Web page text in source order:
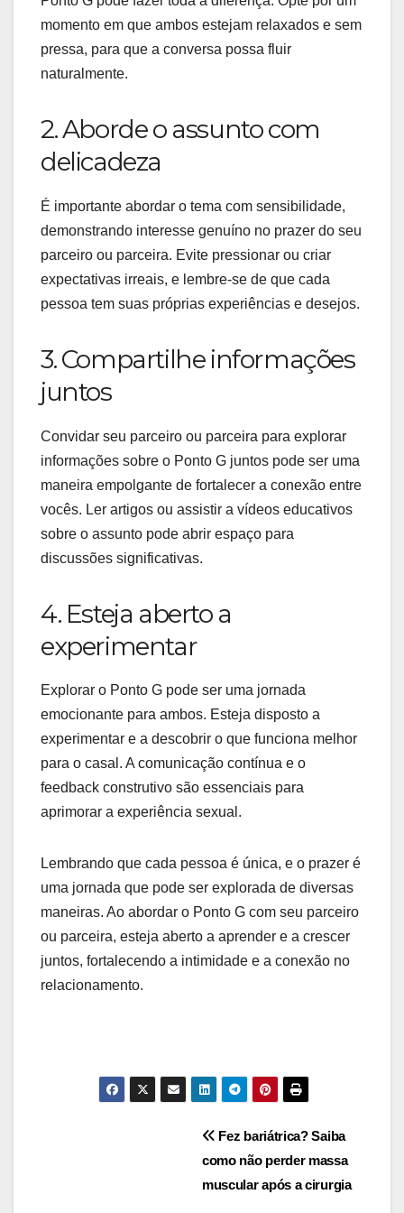
momento em que ambos estejam relaxados e sem
pressa, para que a conversa possa fluir
naturalmente.
2. Aborde o assunto com
delicadeza
É importante abordar o tema com sensibilidade,
demonstrando interesse genuíno no prazer do seu
parceiro ou parceira. Evite pressionar ou criar
expectativas irreais, e lembre-se de que cada
pessoa tem suas próprias experiências e desejos.
3. Compartilhe informações
juntos
Convidar seu parceiro ou parceira para explorar
informações sobre o Ponto G juntos pode ser uma
maneira empolgante de fortalecer a conexão entre
vocês. Ler artigos ou assistir a vídeos educativos
sobre o assunto pode abrir espaço para
discussões significativas.
4. Esteja aberto a
experimentar
Explorar o Ponto G pode ser uma jornada
emocionante para ambos. Esteja disposto a
experimentar e a descobrir o que funciona melhor
para o casal. A comunicação contínua e o
feedback construtivo são essenciais para
aprimorar a experiência sexual.
Lembrando que cada pessoa é única, e o prazer é
uma jornada que pode ser explorada de diversas
maneiras. Ao abordar o Ponto G com seu parceiro
ou parceira, esteja aberto a aprender e a crescer
juntos, fortalecendo a intimidade e a conexão no
relacionamento.
Fez bariátrica? Saiba
como não perder massa
muscular após a cirurgia